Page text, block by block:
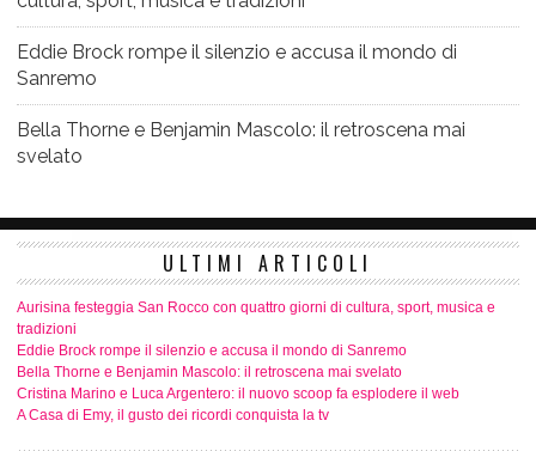
Eddie Brock rompe il silenzio e accusa il mondo di
Sanremo
Bella Thorne e Benjamin Mascolo: il retroscena mai
svelato
ULTIMI ARTICOLI
Aurisina festeggia San Rocco con quattro giorni di cultura, sport, musica e
tradizioni
Eddie Brock rompe il silenzio e accusa il mondo di Sanremo
Bella Thorne e Benjamin Mascolo: il retroscena mai svelato
Cristina Marino e Luca Argentero: il nuovo scoop fa esplodere il web
A Casa di Emy, il gusto dei ricordi conquista la tv